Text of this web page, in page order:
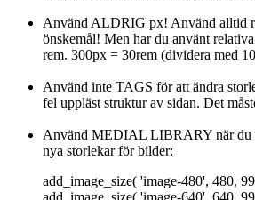
Använd ALDRIG px! Använd alltid
önskemål! Men har du använt
rem. 300px = 30rem (dividera med
Använd inte TAGS för att ändra
fel uppläst struktur av sidan. Det
Använd MEDIAL LIBRARY när du
nya storlekar för bilder:
add_image_size( 'image-480', 480,